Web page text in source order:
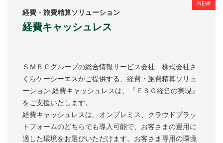
経費キャッシュレス
経費・旅費精算ソリューション
ＳＭＢＣグループの総合情報サービス会社 株式会社さ
くらケーシーエスがご提供する、経費・旅費精算ソリュ
ーション 経費キャッシュレスは、『ＥＳＧ経営の実現』
をご支援いたします。
経費キャッシュレスは、オンプレミス、クラウドプラッ
トフォームのどちらでも導入可能で、お客さまの運用に
適した環境をお選びいただけます。お客さま専用の環境
サステナビリティ
採用情報
お問い合わせ